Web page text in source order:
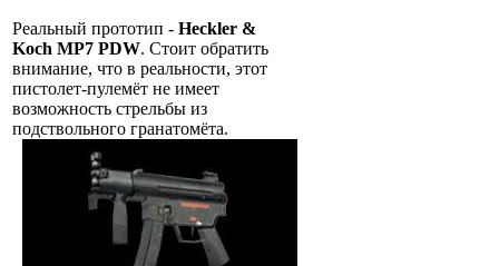
Реальный прототип - Heckler &
Koch MP7 PDW. Стоит обратить
внимание, что в реальности, этот
пистолет-пулемёт не имеет
возможность стрельбы из
подствольного гранатомёта.